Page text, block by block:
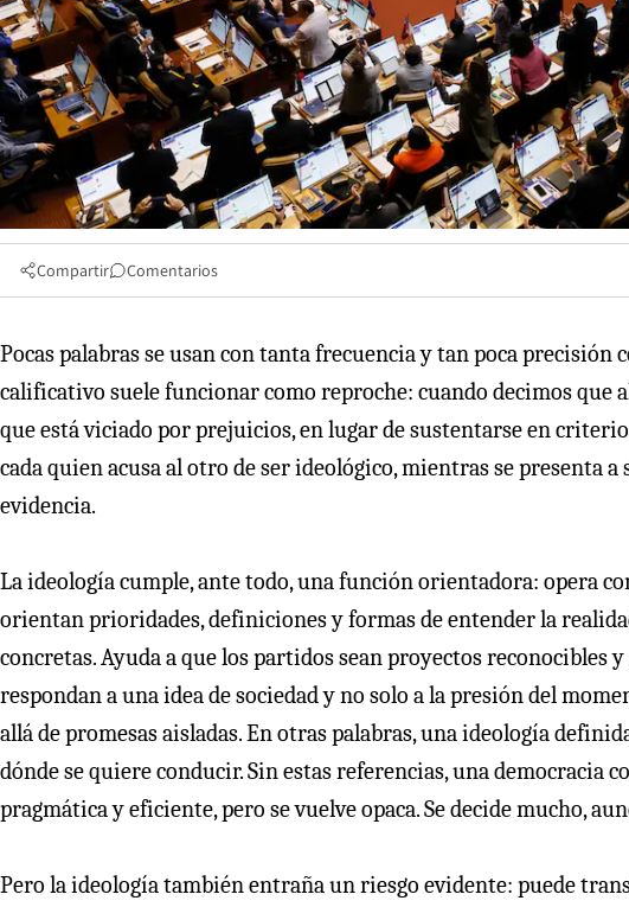
Compartir Comentarios
Pocas palabras se usan con tanta frecuencia y tan poca precisión
calificativo suele funcionar como reproche: cuando decimos que
que está viciado por prejuicios, en lugar de sustentarse en
cada quien acusa al otro de ser ideológico, mientras se presenta
evidencia.
La ideología cumple, ante todo, una función orientadora: opera
orientan prioridades, definiciones y formas de entender la
concretas. Ayuda a que los partidos sean proyectos reconocibles
respondan a una idea de sociedad y no solo a la presión del
allá de promesas aisladas. En otras palabras, una ideología
dónde se quiere conducir. Sin estas referencias, una democracia
pragmática y eficiente, pero se vuelve opaca. Se decide mucho,
Pero la ideología también entraña un riesgo evidente: puede